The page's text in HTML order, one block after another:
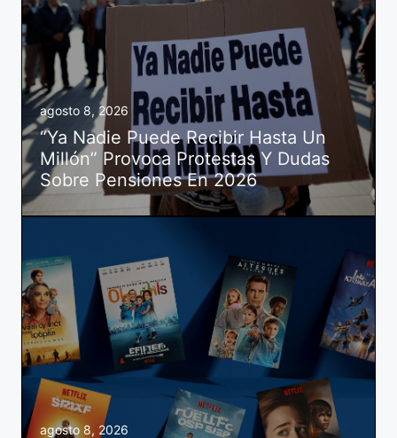
agosto 8, 2026
“Ya Nadie Puede Recibir Hasta Un
Millón” Provoca Protestas Y Dudas
Sobre Pensiones En 2026
agosto 8, 2026